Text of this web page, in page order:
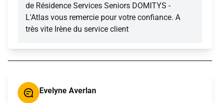
de Résidence Services Seniors DOMITYS -
L'Atlas vous remercie pour votre confiance. A
très vite Irène du service client
Evelyne Averlan